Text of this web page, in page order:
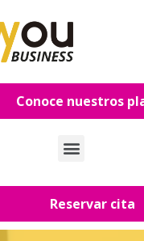
Conoce nuestros
Reservar cita